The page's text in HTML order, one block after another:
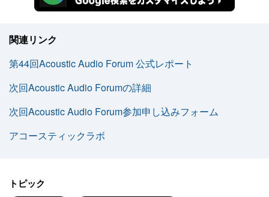
関連リンク
第44回Acoustic Audio Forum 公式レポート
次回Acoustic Audio Forumの詳細
次回Acoustic Audio Forum参加申し込みフォーム
アコースティックラボ
トピック